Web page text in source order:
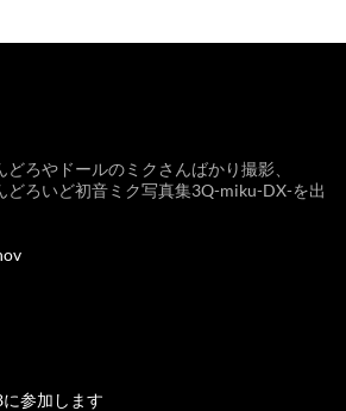
ろやドールのミクさんばかり撮影、
ろいど初音ミク写真集3Q-miku-DX-を出
参加します